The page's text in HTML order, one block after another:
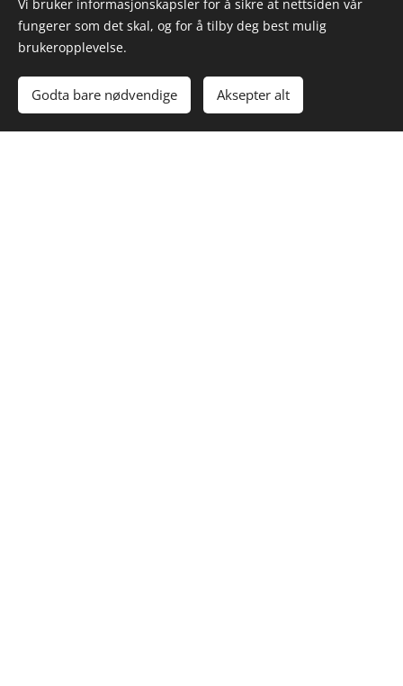
Fellesområder
Vi bruker informasjonskapsler for å sikre at nettsiden vår
fungerer som det skal, og for å tilby deg best mulig
brukeropplevelse.
Godta bare nødvendige Aksepter alt